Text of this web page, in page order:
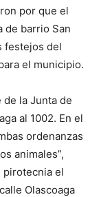
por que el
de barrio San
festejos del
el municipio.
la Junta de
al 1002. En el
ordenanzas
animales”,
pirotecnia el
Olascoaga